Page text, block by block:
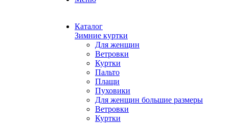
Каталог
Зимние куртки
Для женщин
Ветровки
Куртки
Пальто
Плащи
Пуховики
Для женщин большие размеры
Ветровки
Куртки